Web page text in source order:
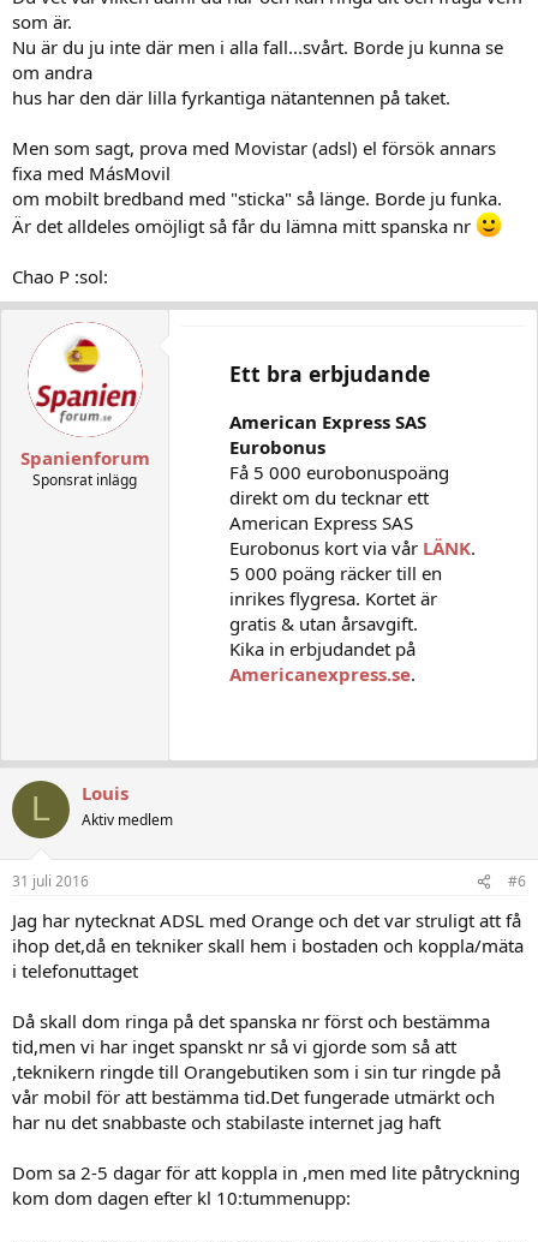
som är.
Nu är du ju inte där men i alla fall...svårt. Borde ju kunna se
om andra
hus har den där lilla fyrkantiga nätantennen på taket.
Men som sagt, prova med Movistar (adsl) el försök annars
fixa med MásMovil
om mobilt bredband med "sticka" så länge. Borde ju funka.
Är det alldeles omöjligt så får du lämna mitt spanska nr
Chao P :sol:
Spanienforum
Sponsrat inlägg
Ett bra erbjudande
American Express SAS
Eurobonus
Få 5 000 eurobonuspoäng
direkt om du tecknar ett
American Express SAS
Eurobonus kort via vår LÄNK.
5 000 poäng räcker till en
inrikes flygresa. Kortet är
gratis & utan årsavgift.
Kika in erbjudandet på
Americanexpress.se.
L Louis
Aktiv medlem
31 juli 2016 #6
Jag har nytecknat ADSL med Orange och det var struligt att få
ihop det,då en tekniker skall hem i bostaden och koppla/mäta
i telefonuttaget
Då skall dom ringa på det spanska nr först och bestämma
tid,men vi har inget spanskt nr så vi gjorde som så att
,teknikern ringde till Orangebutiken som i sin tur ringde på
vår mobil för att bestämma tid.Det fungerade utmärkt och
har nu det snabbaste och stabilaste internet jag haft
Dom sa 2-5 dagar för att koppla in ,men med lite påtryckning
kom dom dagen efter kl 10:tummenupp: